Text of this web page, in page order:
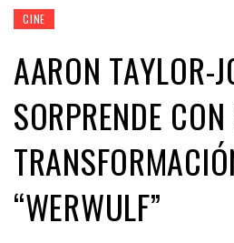
CINE
AARON TAYLOR-
SORPRENDE
“WERWULF”